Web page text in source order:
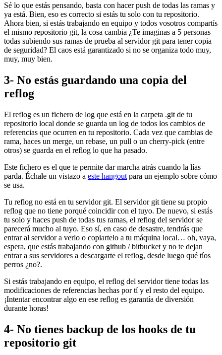
Sé lo que estás pensando, basta con hacer push de todas las ramas y
ya está. Bien, eso es correcto si estás tu solo con tu repositorio.
Ahora bien, si estás trabajando en equipo y todos vosotros compartís
el mismo repositorio git, la cosa cambia ¿Te imaginas a 5 personas
todas subiendo sus ramas de prueba al servidor git para tener copia
de seguridad? El caos está garantizado si no se organiza todo muy,
muy, muy bien.
3- No estás guardando una copia del
reflog
El reflog es un fichero de log que está en la carpeta .git de tu
repositorio local donde se guarda un log de todos los cambios de
referencias que ocurren en tu repositorio. Cada vez que cambias de
rama, haces un merge, un rebase, un pull o un cherry-pick (entre
otros) se guarda en el reflog lo que ha pasado.
Este fichero es el que te permite dar marcha atrás cuando la lías
parda. Échale un vistazo a este hangout para un ejemplo sobre cómo
se usa.
Tu reflog no está en tu servidor git. El servidor git tiene su propio
reflog que no tiene porqué coincidir con el tuyo. De nuevo, si estás
tu solo y haces push de todas tus ramas, el reflog del servidor se
parecerá mucho al tuyo. Eso sí, en caso de desastre, tendrás que
entrar al servidor a verlo o copiartelo a tu máquina local… oh, vaya,
espera, que estás trabajando con github / bitbucket y no te dejan
entrar a sus servidores a descargarte el reflog, desde luego qué tíos
perros ¿no?.
Si estás trabajando en equipo, el reflog del servidor tiene todas las
modificaciones de referencias hechas por tí y el resto del equipo.
¡Intentar encontrar algo en ese reflog es garantía de diversión
durante horas!
4- No tienes backup de los hooks de tu
repositorio git